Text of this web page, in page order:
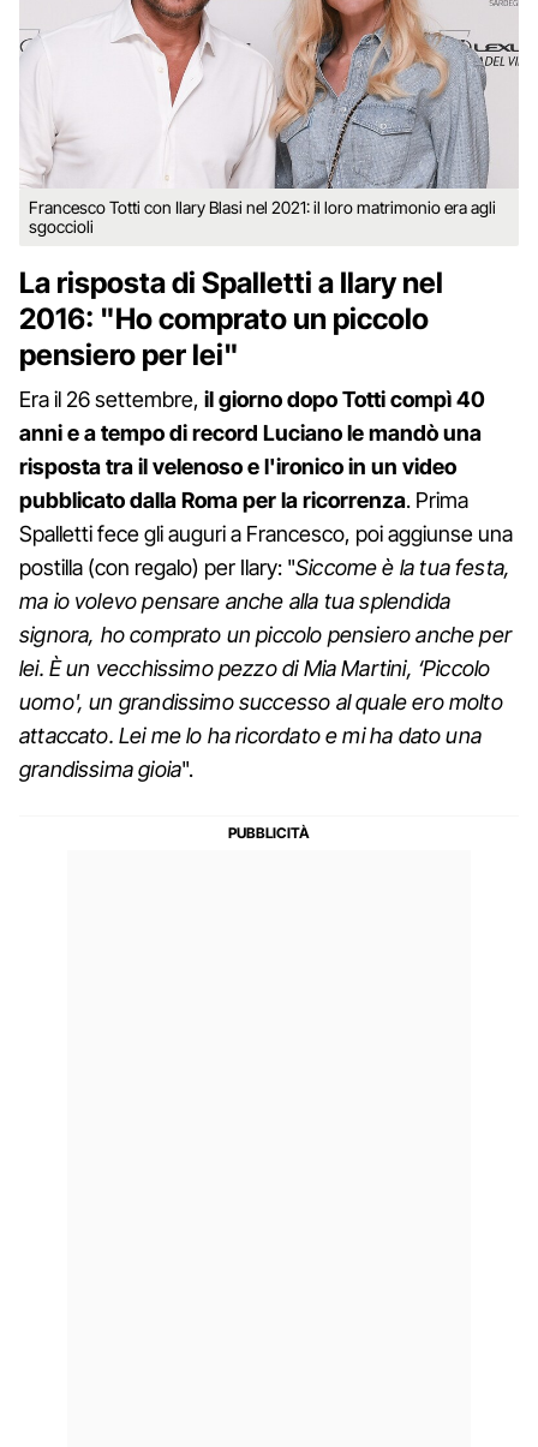
Francesco Totti con Ilary Blasi nel 2021: il loro matrimonio era agli
sgoccioli
La risposta di Spalletti a Ilary nel
2016: "Ho comprato un piccolo
pensiero per lei"
Era il 26 settembre, il giorno dopo Totti compì 40
anni e a tempo di record Luciano le mandò una
risposta tra il velenoso e l'ironico in un video
pubblicato dalla Roma per la ricorrenza. Prima
Spalletti fece gli auguri a Francesco, poi aggiunse una
postilla (con regalo) per Ilary: "Siccome è la tua festa,
ma io volevo pensare anche alla tua splendida
signora, ho comprato un piccolo pensiero anche per
lei. È un vecchissimo pezzo di Mia Martini, ‘Piccolo
uomo', un grandissimo successo al quale ero molto
attaccato. Lei me lo ha ricordato e mi ha dato una
grandissima gioia".